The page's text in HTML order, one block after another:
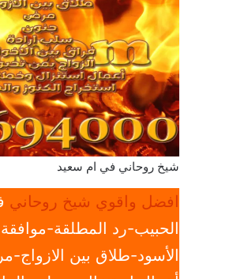
شيخ روحاني في ام سعيد
افضل واقوي شيخ روحاني
الحبيب-رد المطلقة-
الأسود-طلاق بين